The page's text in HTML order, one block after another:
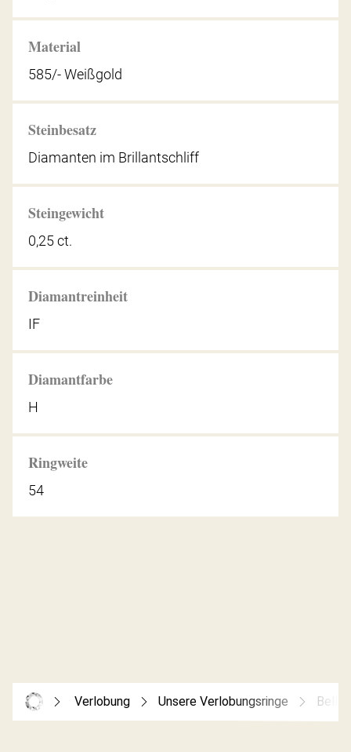
Material
585/- Weißgold
Steinbesatz
Diamanten im Brillantschliff
Steingewicht
0,25 ct.
Diamantreinheit
IF
Diamantfarbe
H
Ringweite
54
Verlobung Unsere Verlobungsringe Bella